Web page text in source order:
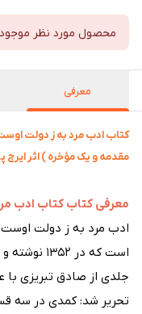
محصول مورد نظر
معرفی
کتاب ادب مرد به ز دولت
مقدمه و یک مؤخره ) اثر ایرج
معرفی کتاب کتاب ادب
ادب مرد به ز دولت اوست
است که در
جلدی از صادق تبریزی
تحریر شد: کمدی در سه